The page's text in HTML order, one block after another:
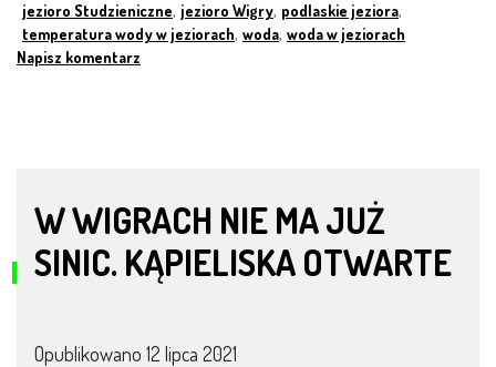
jezioro Studzieniczne, jezioro Wigry, podlaskie jeziora,
temperatura wody w jeziorach, woda, woda w jeziorach
Napisz komentarz
W WIGRACH NIE MA JUŻ
SINIC. KĄPIELISKA OTWARTE
Opublikowano 12 lipca 2021